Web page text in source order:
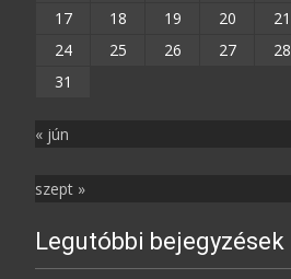
17
18 19 20 21
24
25 26 27 28
31
« jún
szept »
Legutóbbi bejegyzések